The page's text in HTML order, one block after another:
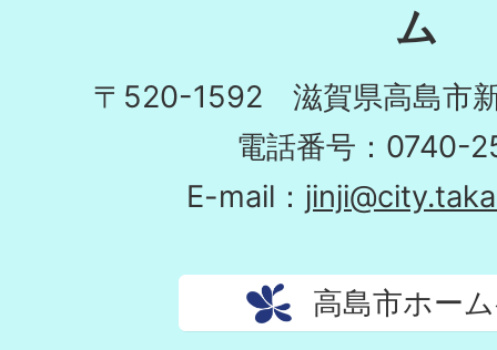
ム
〒520-1592 滋賀県高島市
電話番号：0740-
E-mail：
高島市ホー